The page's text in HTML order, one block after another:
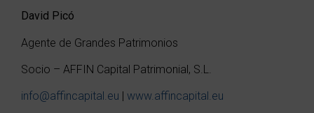
David Picó
Agente de Grandes Patrimonios
Socio – AFFIN Capital Patrimonial, S.L.
info@affincapital.eu www.affincapital.eu